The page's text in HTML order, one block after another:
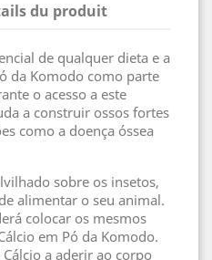
du produit
de qualquer dieta e a
da Komodo como parte
o acesso a este
a construir ossos fortes
como a doença óssea
sobre os insetos,
alimentar o seu animal.
colocar os mesmos
em Pó da Komodo.
a aderir ao corpo